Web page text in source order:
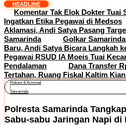
HEADLINE
Komentar Tak Elok Dokter Tuai
Ingatkan Etika Pegawai di Medsos
Aklamasi, Andi Satya Pasang
Samarinda
Golkar
Baru, Andi Satya Bicara Langkah
Pegawai RSUD IA Moeis Tuai
Pendalaman
Dana Transfer
Tertahan, Ruang Fiskal Kaltim
Hukum & Kriminal
Samarinda
Polresta Samarinda
Sabu-sabu Jaringan Napi di